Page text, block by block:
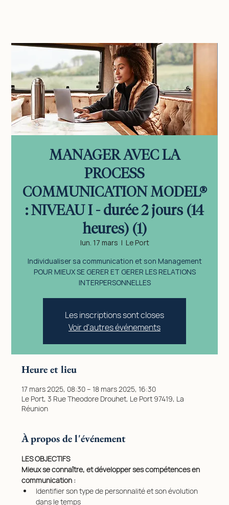
MANAGER AVEC LA
PROCESS
COMMUNICATION MODEL®
: NIVEAU I - durée 2 jours (14
heures) (1)
lun. 17 mars
  |
Le Port
Individualiser sa communication et son Management
POUR MIEUX SE GERER ET GERER LES RELATIONS
INTERPERSONNELLES
Les inscriptions sont closes
Voir d'autres événements
Heure et lieu
17 mars 2025, 08:30 – 18 mars 2025, 16:30
Le Port, 3 Rue Theodore Drouhet, Le Port 97419, La
Réunion
À propos de l'événement
LES OBJECTIFS
Mieux se connaître, et développer ses compétences en
communication :
Identifier son type de personnalité et son évolution
dans le temps